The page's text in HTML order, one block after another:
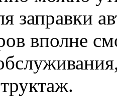
заправки
вполне